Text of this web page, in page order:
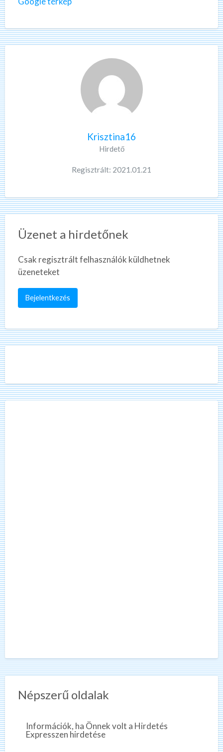
Krisztina16
Hirdető
Regisztrált: 2021.01.21
Üzenet a hirdetőnek
Csak regisztrált felhasználók küldhetnek
üzeneteket
Bejelentkezés
Népszerű oldalak
Információk, ha Önnek volt a Hirdetés
Expresszen hirdetése